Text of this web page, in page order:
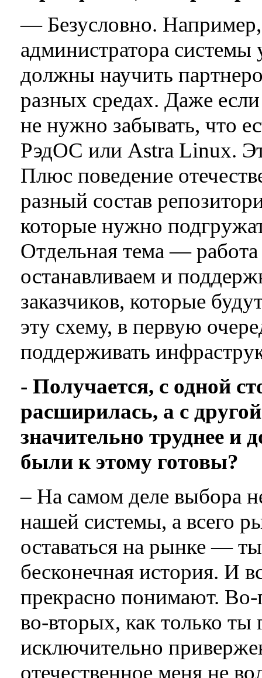
— Безусловно.
администратора системы
должны научить
разных средах. Даже
не нужно забывать, что
РэдОС или Astra Linux.
Плюс поведение
разный состав
которые нужно
Отдельная тема —
останавливаем и
заказчиков, которые
эту схему, в первую
поддерживать
- Получается, с одной
расширилась, а с
значительно труднее и
были к этому готовы?
– На самом деле выбора
нашей системы, а всего
оставаться на рынке —
бесконечная история. И
прекрасно понимают.
во-вторых, как только
исключительно
отечественное меня не